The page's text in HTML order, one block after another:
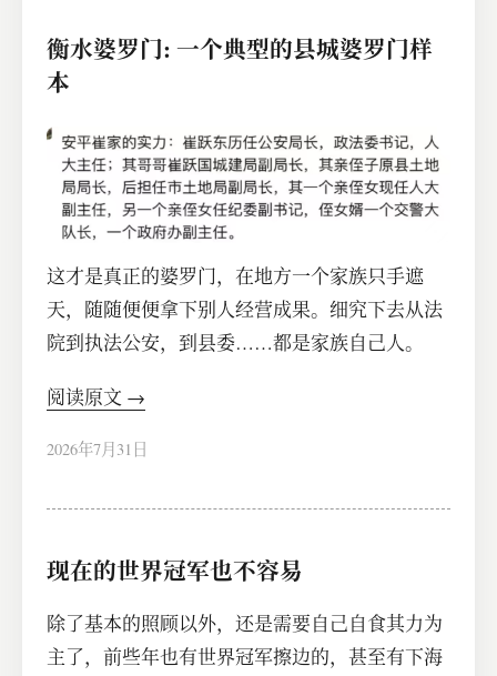
衡水婆罗门: 一个典型的县城婆罗门样
本
这才是真正的婆罗门，在地方一个家族只手遮
天，随随便便拿下别人经营成果。细究下去从法
院到执法公安，到县委……都是家族自己人。
阅读原文 →
2026年7月31日
现在的世界冠军也不容易
除了基本的照顾以外，还是需要自己自食其力为
主了，前些年也有世界冠军擦边的，甚至有下海